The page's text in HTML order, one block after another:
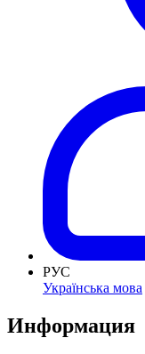
РУС
Українська мова
Информация